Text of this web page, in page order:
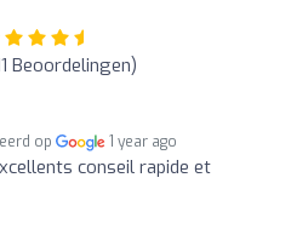
Beoordelingen)
op 1 year ago
conseil rapide et